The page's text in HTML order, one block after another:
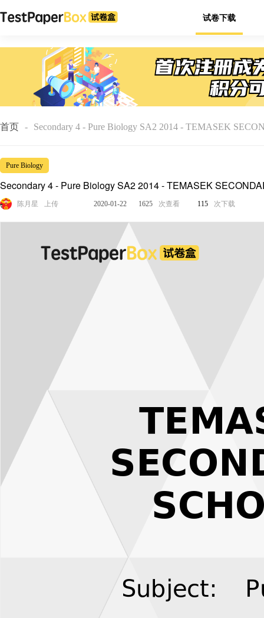
试卷下载
首页 -
Secondary 4 - Pure Biology SA2 2014 - TEMASEK
Pure Biology
Secondary 4 - Pure Biology SA2 2014 - TEMASEK
SCHOOL
陈月星 上传 2020-01-22 1625 次查看 115 次下载